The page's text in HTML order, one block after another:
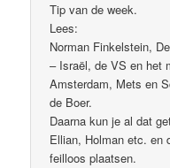
Tip van de week.
Lees:
Norman Finkelstein,
– Israël, de VS en het
Amsterdam, Mets en
de Boer.
Daarna kun je al dat
Ellian, Holman etc. en
feilloos plaatsen.